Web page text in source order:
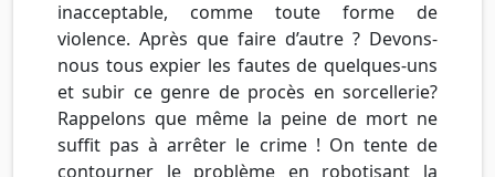
inacceptable, comme toute forme de
violence. Après que faire d’autre ? Devons-
nous tous expier les fautes de quelques-uns
et subir ce genre de procès en sorcellerie?
Rappelons que même la peine de mort ne
suffit pas à arrêter le crime ! On tente de
contourner le problème en robotisant la